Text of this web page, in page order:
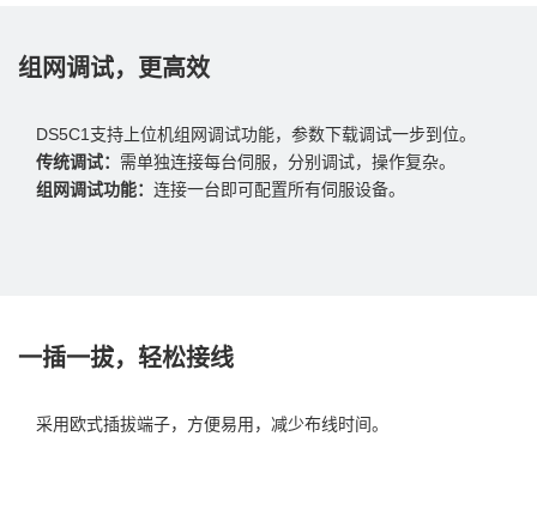
组网调试，更高效
DS5C1支持上位机组网调试功能，参数下载调试一步到位。
传统调试： 需单独连接每台伺服，分别调试，操作复杂。
组网调试功能： 连接一台即可配置所有伺服设备。
一插一拔，轻松接线
采用欧式插拔端子，方便易用，减少布线时间。